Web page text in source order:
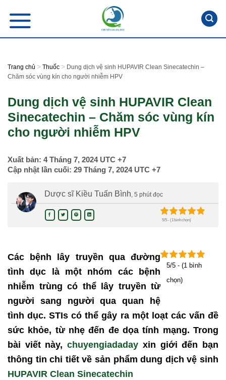
content
Trang chủ > Thuốc > Dung dịch vệ sinh HUPAVIR Clean Sinecatechin –
Chăm sóc vùng kín cho người nhiễm HPV
Dung dịch vệ sinh HUPAVIR Clean
Sinecatechin – Chăm sóc vùng kín
cho người nhiễm HPV
Xuất bản: 4 Tháng 7, 2024UTC +7
Cập nhật lần cuối: 29 Tháng 7, 2024UTC +7
Dược sĩ Kiều Tuấn Bình, 5 phút đọc
5/5 - (1 bình chọn)
5/5 - (1 bình
chọn)
Các bệnh lây truyền qua đường
tình dục là một nhóm các bệnh
nhiễm trùng có thể lây truyền từ
người sang người qua quan hệ
tình dục. STIs có thể gây ra một loạt các vấn đề
sức khỏe, từ nhẹ đến đe dọa tính mạng. Trong
bài viết này,chuyengiadaday xin giới đến bạn
thông tin chi tiết về sản phẩm dung dịch vệ sinh
HUPAVIR Clean Sinecatechin